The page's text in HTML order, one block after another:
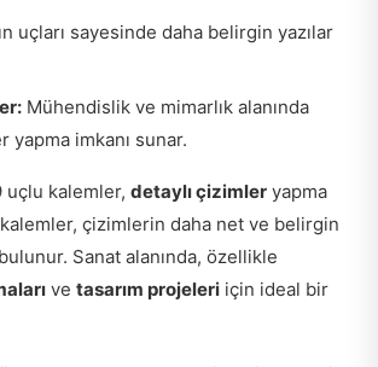
uçları sayesinde daha belirgin yazılar
Mühendislik ve mimarlık alanında
yapma imkanı sunar.
uçlu kalemler, detaylı çizimler yapma
kalemler, çizimlerin daha net ve belirgin
Sanat alanında, özellikle
ve tasarım projeleri için ideal bir